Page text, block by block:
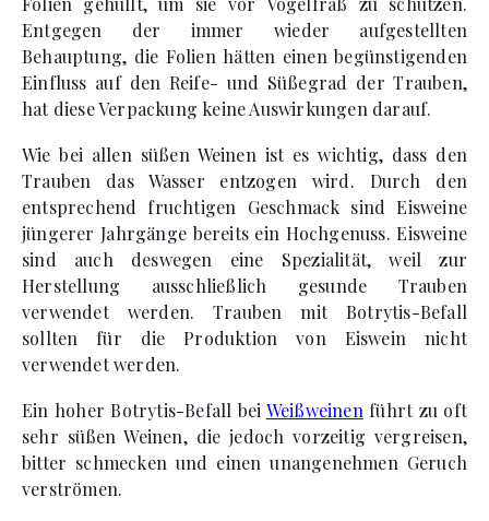
Entgegen der immer wieder aufgestellten
Behauptung, die Folien hätten einen begünstigenden
Einfluss auf den Reife- und Süßegrad der Trauben,
hat diese Verpackung keine Auswirkungen darauf.
Wie bei allen süßen Weinen ist es wichtig, dass den
Trauben das Wasser entzogen wird. Durch den
entsprechend fruchtigen Geschmack sind Eisweine
jüngerer Jahrgänge bereits ein Hochgenuss. Eisweine
sind auch deswegen eine Spezialität, weil zur
Herstellung ausschließlich gesunde Trauben
verwendet werden. Trauben mit Botrytis-Befall
sollten für die Produktion von Eiswein nicht
verwendet werden.
Ein hoher Botrytis-Befall bei Weißweinen führt zu oft
sehr süßen Weinen, die jedoch vorzeitig vergreisen,
bitter schmecken und einen unangenehmen Geruch
verströmen.